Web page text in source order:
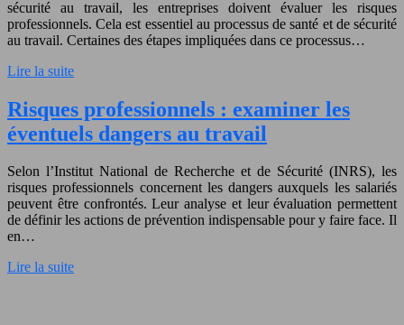
sécurité au travail, les entreprises doivent évaluer les risques
professionnels. Cela est essentiel au processus de santé et de sécurité
au travail. Certaines des étapes impliquées dans ce processus…
Lire la suite
Risques professionnels : examiner les
éventuels dangers au travail
Selon l’Institut National de Recherche et de Sécurité (INRS), les
risques professionnels concernent les dangers auxquels les salariés
peuvent être confrontés. Leur analyse et leur évaluation permettent
de définir les actions de prévention indispensable pour y faire face. Il
en…
Lire la suite